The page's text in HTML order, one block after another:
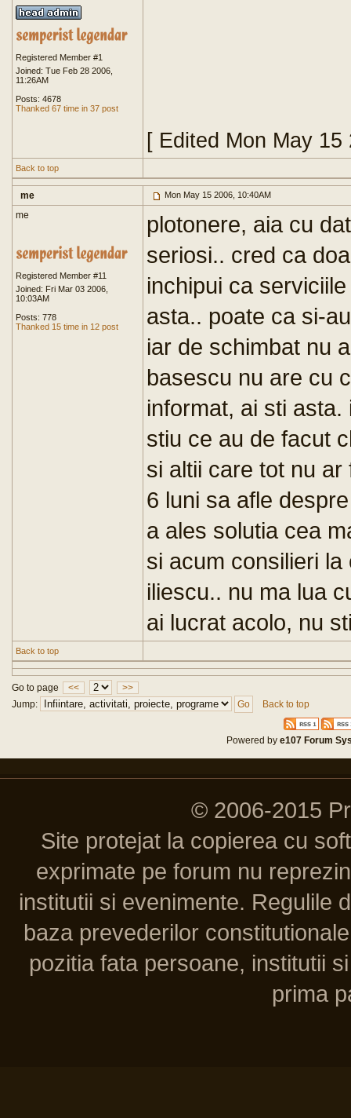
Registered Member #1
Joined: Tue Feb 28 2006,
11:26AM
Posts: 4678
Thanked 67 time in 37 post
[ Edited Mon May
Back to top
me Mon May 15 2006, 10:40AM
me
Registered Member #11
Joined: Fri Mar 03 2006,
10:03AM
Posts: 778
Thanked 15 time in 12 post
plotonere, aia cu
seriosi.. cred ca
inchipui ca
asta.. poate ca si-
iar de schimbat nu
basescu nu are cu
informat, ai sti
stiu ce au de facut
si altii care tot nu
6 luni sa afle
a ales solutia cea
si acum consilieri
iliescu.. nu ma lua
ai lucrat acolo, nu
Back to top
Go to page <<
>>
Jump:
Back to top
Powered bye107 Forum
© 2006-2015
Site protejat la copierea cu
exprimate pe forum nu
institutii si evenimente. Regulile
baza prevederilor
pozitia fata persoane, institutii
prima